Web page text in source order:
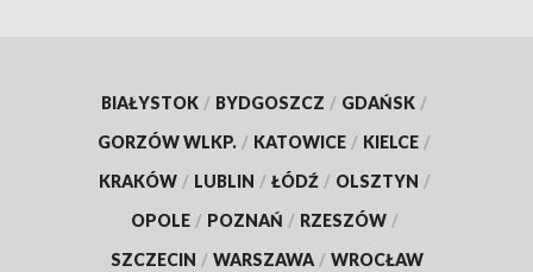
BIAŁYSTOK / BYDGOSZCZ / GDAŃSK /
GORZÓW WLKP. / KATOWICE / KIELCE /
KRAKÓW / LUBLIN / ŁÓDŹ / OLSZTYN /
OPOLE / POZNAŃ / RZESZÓW /
SZCZECIN / WARSZAWA / WROCŁAW